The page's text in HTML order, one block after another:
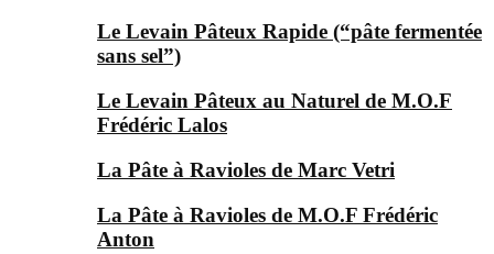
Le Levain Pâteux Rapide (“pâte fermentée
sans sel”)
Le Levain Pâteux au Naturel de M.O.F
Frédéric Lalos
La Pâte à Ravioles de Marc Vetri
La Pâte à Ravioles de M.O.F Frédéric
Anton